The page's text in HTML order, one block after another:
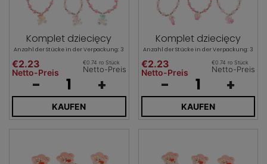
Komplet dziecięcy
Anzahl der Stücke in der Verpackung: 3
€2.23
Netto-Preis
€0.74 ro Stück
Netto-Preis
- +
KAUFEN
Komplet dziecięcy
Anzahl der Stücke in der Verpackung: 3
€2.23
Netto-Preis
€0.74 ro Stück
Netto-Preis
- +
KAUFEN